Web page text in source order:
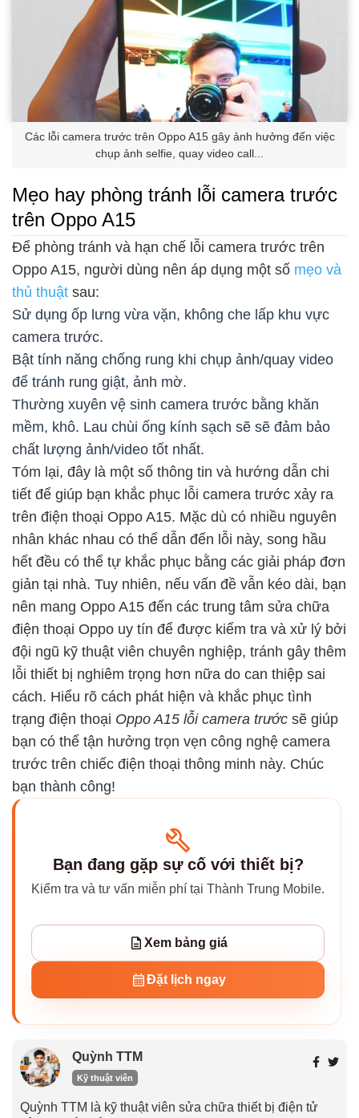
Các lỗi camera trước trên Oppo A15 gây ảnh hưởng đến việc
chụp ảnh selfie, quay video call...
Mẹo hay phòng tránh lỗi camera trước
trên Oppo A15
Để phòng tránh và hạn chế lỗi camera trước trên
Oppo A15, người dùng nên áp dụng một số mẹo và
thủ thuật sau:
Sử dụng ốp lưng vừa vặn, không che lấp khu vực
camera trước.
Bật tính năng chống rung khi chụp ảnh/quay video
để tránh rung giật, ảnh mờ.
Thường xuyên vệ sinh camera trước bằng khăn
mềm, khô. Lau chùi ống kính sạch sẽ sẽ đảm bảo
chất lượng ảnh/video tốt nhất.
Tóm lại, đây là một số thông tin và hướng dẫn chi
tiết để giúp bạn khắc phục lỗi camera trước xảy ra
trên điện thoại Oppo A15. Mặc dù có nhiều nguyên
nhân khác nhau có thể dẫn đến lỗi này, song hầu
hết đều có thể tự khắc phục bằng các giải pháp đơn
giản tại nhà. Tuy nhiên, nếu vấn đề vẫn kéo dài, bạn
nên mang Oppo A15 đến các trung tâm sửa chữa
điện thoại Oppo uy tín để được kiểm tra và xử lý bởi
đội ngũ kỹ thuật viên chuyên nghiệp, tránh gây thêm
lỗi thiết bị nghiêm trọng hơn nữa do can thiệp sai
cách. Hiểu rõ cách phát hiện và khắc phục tình
trạng điện thoại Oppo A15 lỗi camera trước sẽ giúp
bạn có thể tận hưởng trọn vẹn công nghệ camera
trước trên chiếc điện thoại thông minh này. Chúc
bạn thành công!
Bạn đang gặp sự cố với thiết bị?
Kiểm tra và tư vấn miễn phí tại Thành Trung Mobile.
Xem bảng giá
Đặt lịch ngay
Quỳnh TTM
Kỹ thuật viên
Quỳnh TTM là kỹ thuật viên sửa chữa thiết bị điện tử